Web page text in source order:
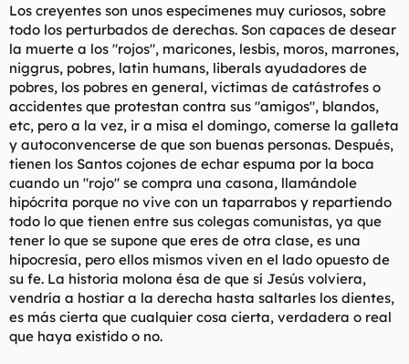
:
Los creyentes son unos especímenes muy curiosos, sobre
todo los perturbados de derechas. Son capaces de desear
la muerte a los "rojos", maricones, lesbis, moros, marrones,
niggrus, pobres, latin humans, liberals ayudadores de
pobres, los pobres en general, víctimas de catástrofes o
accidentes que protestan contra sus "amigos", blandos,
etc, pero a la vez, ir a misa el domingo, comerse la galleta
y autoconvencerse de que son buenas personas. Después,
tienen los Santos cojones de echar espuma por la boca
cuando un "rojo" se compra una casona, llamándole
hipócrita porque no vive con un taparrabos y repartiendo
todo lo que tienen entre sus colegas comunistas, ya que
tener lo que se supone que eres de otra clase, es una
hipocresía, pero ellos mismos viven en el lado opuesto de
su fe. La historia molona ésa de que sí Jesús volviera,
vendría a hostiar a la derecha hasta saltarles los dientes,
es más cierta que cualquier cosa cierta, verdadera o real
que haya existido o no.